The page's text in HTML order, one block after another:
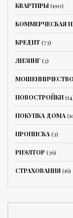
КВАРТИРЫ(190)
КОММЕРЧЕСКАЯ
КРЕДИТ(73)
ЛИЗИНГ(3)
МОШЕННИЧЕСТВО
НОВОСТРОЙКИ
ПОКУПКА ДОМА
ПРОПИСКА(3)
РИЭЛТОР (36)
СТРАХОВАНИЯ(16)